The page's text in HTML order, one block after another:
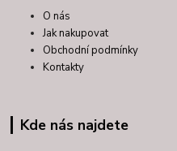
O nás
Jak nakupovat
Obchodní podmínky
Kontakty
Kde nás najdete